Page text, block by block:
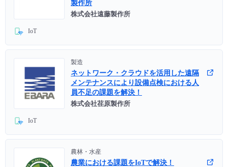
すべてのメニューを見る
- 登録情報の管理
■ 基本構築ガイド
- クラウド / サーバー
- Flexible InterConnect
- Flexible Remote Access
- リモートワーク
- ITインフラストラクチャー
- その他
製作所
株式会社遠藤製作所
IoT
製造
ネットワーク・クラウドを活用した遠隔
メンテナンスにより設備点検における人
員不足の課題を解決！
株式会社荏原製作所
IoT
農林・水産
農業における課題をIoTで解決！